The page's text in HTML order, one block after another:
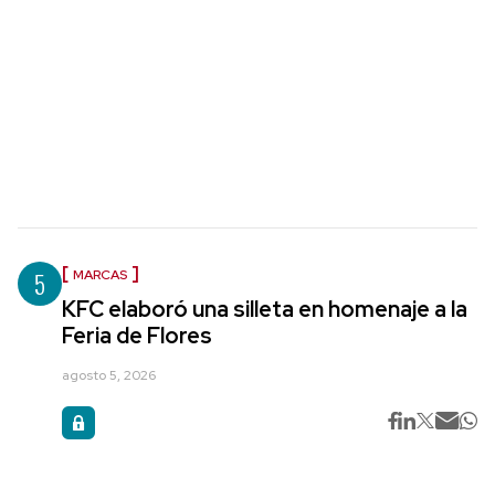
5 MARCAS
KFC elaboró una silleta en homenaje a la
Feria de Flores
agosto 5, 2026